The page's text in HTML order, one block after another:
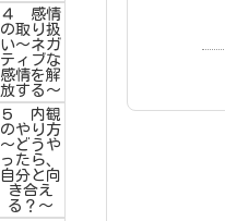
４ 感情
の取り扱
い～ネガ
ティブな
感情を解
放する～
５ 内観
のやり方
～どうや
ったら、
自分と向
き合え
る？～